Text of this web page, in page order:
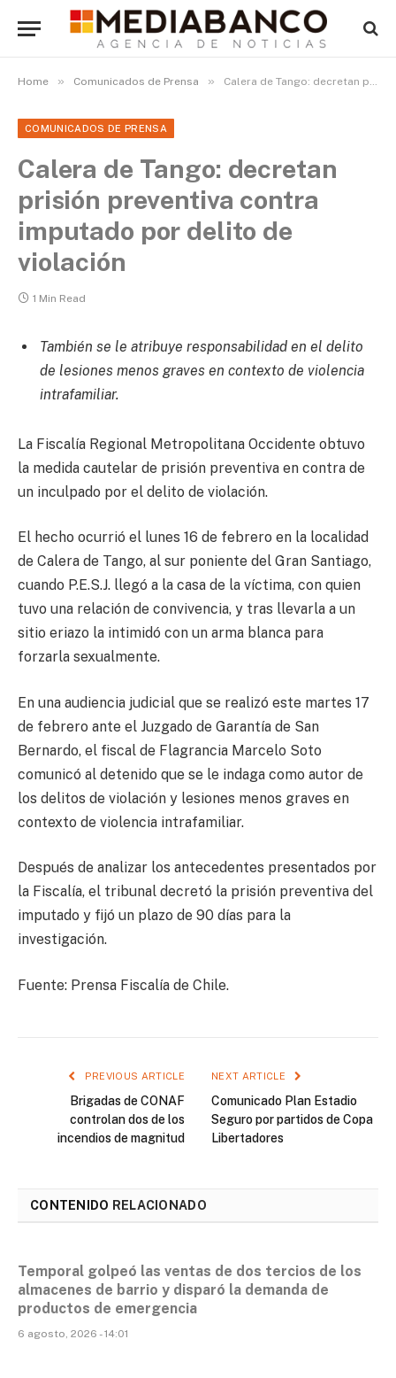
Home » Comunicados de Prensa » Calera de Tango: decretan prisión preventiva contra imputado por delito de violación
COMUNICADOS DE PRENSA
Calera de Tango: decretan
prisión preventiva contra
imputado por delito de
violación
1 Min Read
También se le atribuye responsabilidad en el delito
de lesiones menos graves en contexto de violencia
intrafamiliar.
La Fiscalía Regional Metropolitana Occidente obtuvo
la medida cautelar de prisión preventiva en contra de
un inculpado por el delito de violación.
El hecho ocurrió el lunes 16 de febrero en la localidad
de Calera de Tango, al sur poniente del Gran Santiago,
cuando P.E.S.J. llegó a la casa de la víctima, con quien
tuvo una relación de convivencia, y tras llevarla a un
sitio eriazo la intimidó con un arma blanca para
forzarla sexualmente.
En una audiencia judicial que se realizó este martes 17
de febrero ante el Juzgado de Garantía de San
Bernardo, el fiscal de Flagrancia Marcelo Soto
comunicó al detenido que se le indaga como autor de
los delitos de violación y lesiones menos graves en
contexto de violencia intrafamiliar.
Después de analizar los antecedentes presentados por
la Fiscalía, el tribunal decretó la prisión preventiva del
imputado y fijó un plazo de 90 días para la
investigación.
Fuente: Prensa Fiscalía de Chile.
PREVIOUS ARTICLE
Brigadas de CONAF
controlan dos de los
incendios de magnitud
NEXT ARTICLE
Comunicado Plan Estadio
Seguro por partidos de Copa
Libertadores
CONTENIDO RELACIONADO
Temporal golpeó las ventas de dos tercios de los
almacenes de barrio y disparó la demanda de
productos de emergencia
6 agosto, 2026 - 14:01